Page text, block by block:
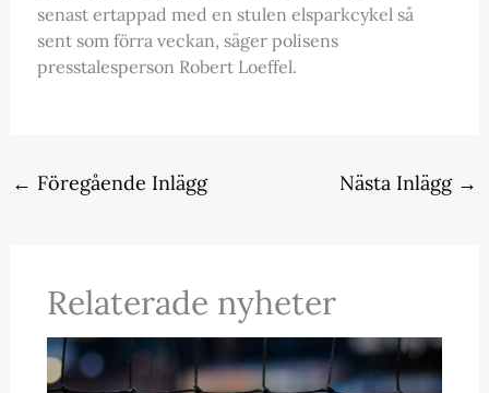
senast ertappad med en stulen elsparkcykel så
sent som förra veckan, säger polisens
presstalesperson Robert Loeffel.
← Föregående Inlägg Nästa Inlägg →
Relaterade nyheter